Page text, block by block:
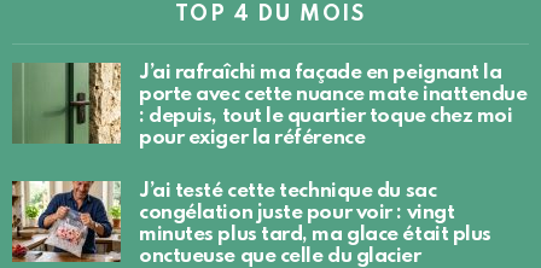
TOP 4 DU MOIS
J’ai rafraîchi ma façade en peignant la
porte avec cette nuance mate inattendue
: depuis, tout le quartier toque chez moi
pour exiger la référence
J’ai testé cette technique du sac
congélation juste pour voir : vingt
minutes plus tard, ma glace était plus
onctueuse que celle du glacier